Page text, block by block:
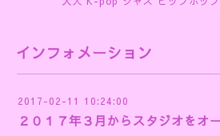
インフォメーション
2017-02-11 10:24:00
２０１７年３月からスタジオをオ